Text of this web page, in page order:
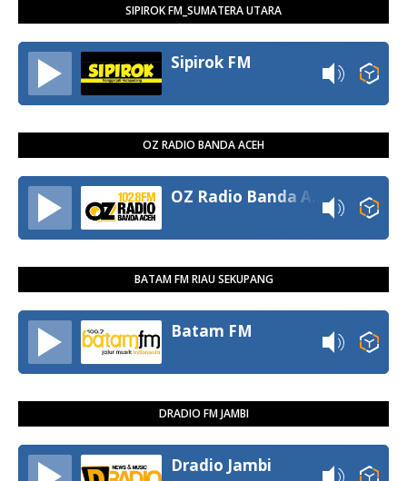
SIPIROK FM_SUMATERA UTARA
Sipirok FM
OZ RADIO BANDA ACEH
BATAM FM RIAU SEKUPANG
Batam FM
DRADIO FM JAMBI
Dradio Jambi